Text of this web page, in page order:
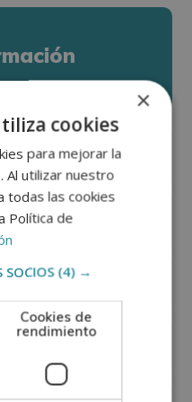
×
cookies
para mejorar la
Al utilizar nuestro
todas las cookies
Política de
SOCIOS (4) →
Cookies de
rendimiento